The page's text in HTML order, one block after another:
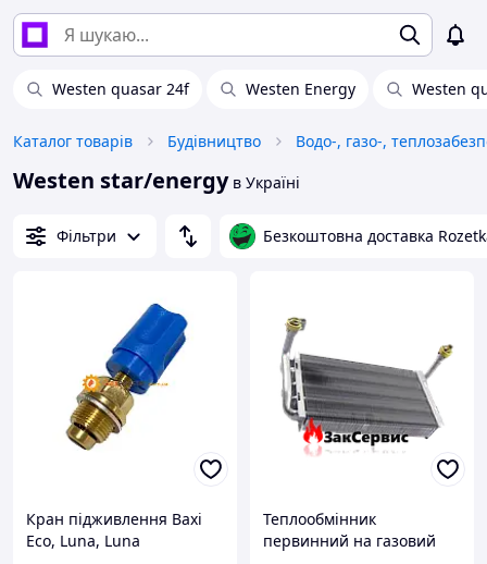
Westen quasar 24f Westen Energy Westen
Каталог товарів Будівництво Водо-, газо-,
Westen star/energyв Україні
Фільтри Безкоштовна доставка
Кран підживлення Baxi
Eco, Luna, Luna
Теплообмінник
первинний на газовий